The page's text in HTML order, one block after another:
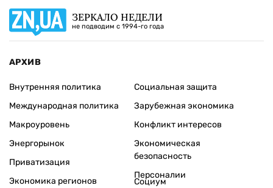
ЗЕРКАЛО НЕДЕЛИ
не подводим с 1994-го года
АРХИВ
Внутренняя политика
Международная политика
Макроуровень
Энергорынок
Приватизация
Экономика регионов
Социальная защита
Зарубежная экономика
Конфликт интересов
Экономическая
безопасность
Персоналии
Социум